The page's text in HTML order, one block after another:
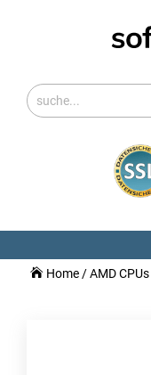
Home/AMD CPUs